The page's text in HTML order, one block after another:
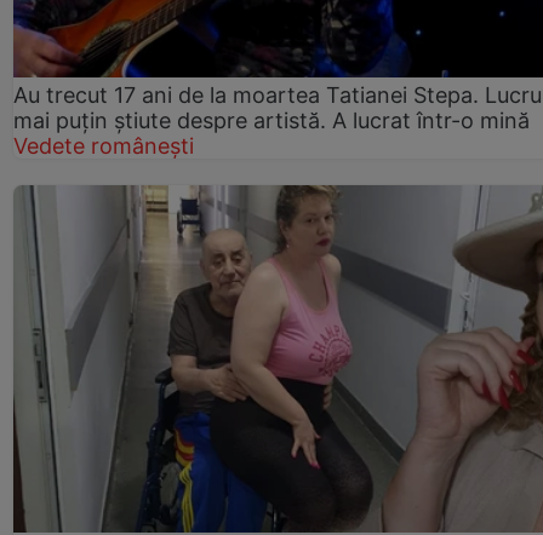
Au trecut 17 ani de la moartea Tatianei Stepa.
mai puțin știute despre artistă. A lucrat într-o mină
Vedete românești